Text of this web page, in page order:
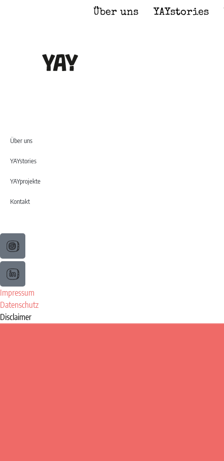
Über uns YAYstories
Über uns
YAYstories
YAYprojekte
Kontakt
Impressum
Datenschutz
Disclaimer